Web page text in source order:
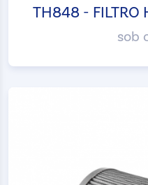
TH848 - FILTRO
sob